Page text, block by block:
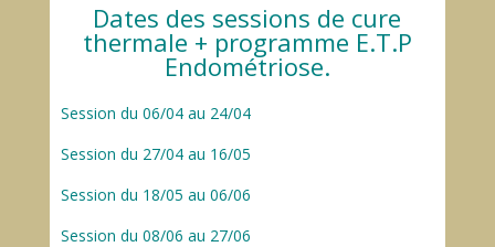
Dates des sessions de cure
thermale + programme E.T.P
Endométriose.
Session du 06/04 au 24/04
Session du 27/04 au 16/05
Session du 18/05 au 06/06
Session du 08/06 au 27/06